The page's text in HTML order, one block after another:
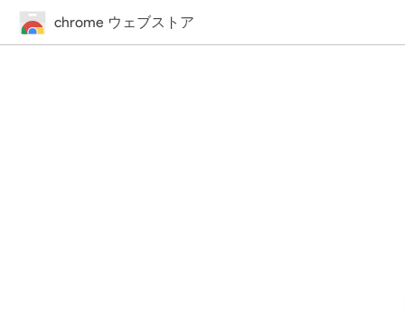
chrome ウェブストア